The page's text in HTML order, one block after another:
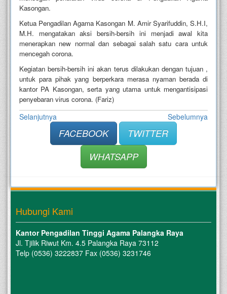
Kasongan.
Ketua Pengadilan Agama Kasongan M. Amir Syarifuddin, S.H.I,
M.H. mengatakan aksi bersih-bersih ini menjadi awal kita
menerapkan new normal dan sebagai salah satu cara untuk
mencegah corona.
Kegiatan bersih-bersih ini akan terus dilakukan dengan tujuan ,
untuk para pihak yang berperkara merasa nyaman berada di
kantor PA Kasongan, serta yang utama untuk mengantisipasi
penyebaran virus corona. (Fariz)
Selanjutnya Sebelumnya
FACEBOOK
TWITTER
WHATSAPP
Hubungi Kami
Kantor Pengadilan Tinggi Agama Palangka Raya
Jl. Tjilik Riwut Km. 4.5 Palangka Raya 73112
Telp (0536) 3222837 Fax (0536) 3231746